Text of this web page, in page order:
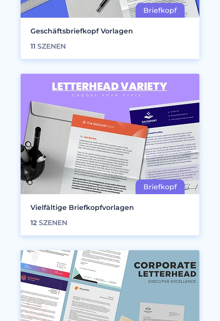
Geschäftsbriefkopf Vorlagen
11 SZENEN
Vielfältige Briefkopfvorlagen
12 SZENEN